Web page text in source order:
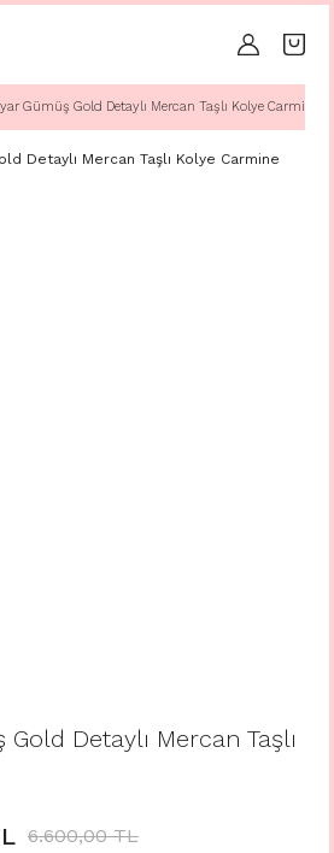
Gümüş Gold Detaylı Mercan Taşlı Kolye Carmine
Detaylı Mercan Taşlı
6.600,00 TL